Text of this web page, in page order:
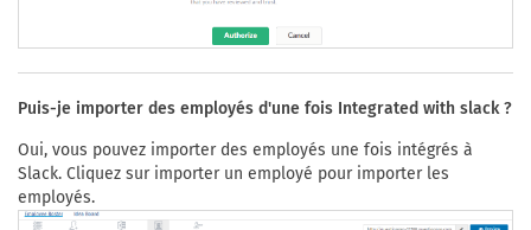
Puis-je importer des employés d'une fois Integrated with slack ?
Oui, vous pouvez importer des employés une fois intégrés à
Slack. Cliquez sur importer un employé pour importer les
employés.